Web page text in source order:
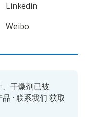
Linkedin
Weibo
干燥剂已被
品 · 联系我们 获取